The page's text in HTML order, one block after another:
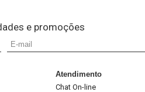
e promoções
Atendimento
Chat On-line